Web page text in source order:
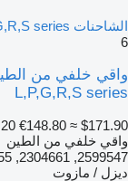
الشاحنات Scania L,P,G,R,S series
6
L,P,G,R,S series
€148.80 ≈ $171.90
واقي خلفي من الطين
2599547, 2304661, 2635455, 2325541
ديزل / مازوت